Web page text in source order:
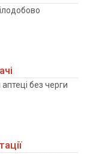
без черги